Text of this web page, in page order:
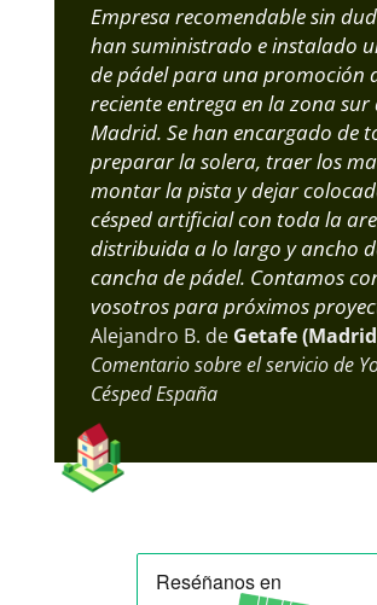
Empresa recomendable sin
han suministrado e instalado
de pádel para una promoción
reciente entrega en la zona sur
Madrid. Se han encargado de
preparar la solera, traer los
montar la pista y dejar
césped artificial con toda la
distribuida a lo largo y ancho
cancha de pádel. Contamos
vosotros para próximos
Alejandro B. de Getafe
Comentario sobre el servicio de
Césped España